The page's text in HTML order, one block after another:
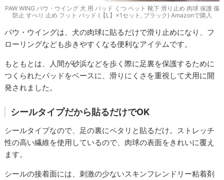
PAW WING パウ・ウイング 犬 用 パッド くつ ペット 靴下 滑り止め 肉球 保護 傷
防止 すべり 止め フット パッド (【L】×1セット, ブラック) Amazonで購入
パウ・ウイングは、犬の肉球に貼るだけで滑り止めになり、フ
ローリングなども歩きやすくなる便利なアイテムです。
もともとは、人間が砂浜などを歩く際に足裏を保護するために
つくられたパッドをベースに、滑りにくさを重視して犬用に開
発されました。
シールタイプだから貼るだけでOK
シールタイプなので、足の裏にペタリと貼るだけ。ストレッチ
性の高い繊維を使用しているので、肉球の表面をきれいに覆え
ます。
シールの接着面には、刺激の少ないスキンフレンドリー粘着剤